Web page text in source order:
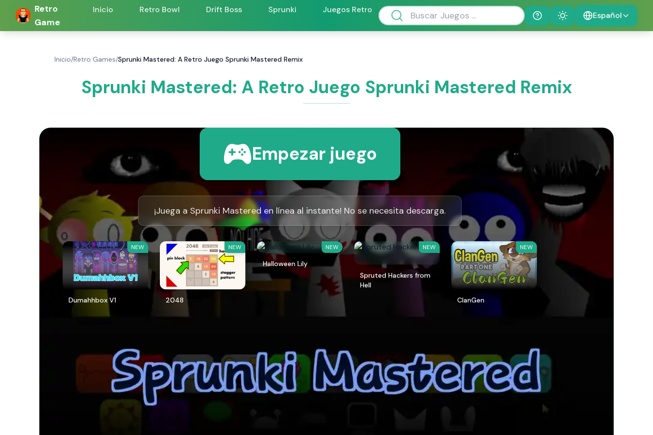
Retro
Game
Inicio Retro Bowl Drift Boss Sprunki
Juegos Retro
Help
Theme Español
Inicio/Retro Games/Sprunki Mastered: A Retro Juego Sprunki Mastered Remix
Sprunki Mastered: A Retro Juego Sprunki Mastered Remix
Empezar juego
¡Juega a Sprunki Mastered en línea al instante! No se necesita descarga.
NEW
Dumahhbox V1
NEW
2048
NEW
Halloween Lily
NEW
Spruted Hackers from
Hell
NEW
ClanGen